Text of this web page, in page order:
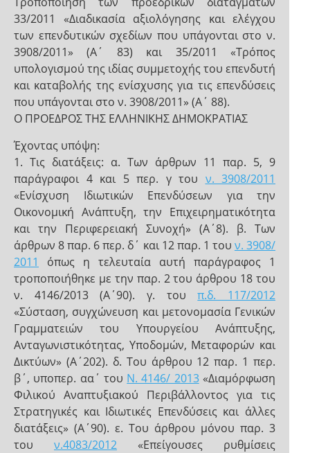
33/2011 «Διαδικασία αξιολόγησης και ελέγχου
των επενδυτικών σχεδίων που υπάγονται στο ν.
3908/2011» (A΄ 83) και 35/2011 «Τρόπος
υπολογισμού της ιδίας συμμετοχής του επενδυτή
και καταβολής της ενίσχυσης για τις επενδύσεις
που υπάγονται στο ν. 3908/2011» (A΄ 88).
Ο ΠΡΟΕΔΡΟΣ ΤΗΣ ΕΛΛΗΝΙΚΗΣ ΔΗΜΟΚΡΑΤΙΑΣ
Έχοντας υπόψη:
1. Τις διατάξεις: α. Των άρθρων 11 παρ. 5, 9
παράγραφοι 4 και 5 περ. γ του ν. 3908/2011
«Ενίσχυση Ιδιωτικών Επενδύσεων για την
Οικονομική Ανάπτυξη, την Επιχειρηματικότητα
και την Περιφερειακή Συνοχή» (Α΄8). β. Των
άρθρων 8 παρ. 6 περ. δ΄ και 12 παρ. 1 του ν. 3908/
2011
όπως η τελευταία αυτή παράγραφος 1
τροποποιήθηκε με την παρ. 2 του άρθρου 18 του
ν. 4146/2013 (Α΄90). γ. τουπ.δ. 117/2012
«Σύσταση, συγχώνευση και μετονομασία Γενικών
Γραμματειών του Υπουργείου Ανάπτυξης,
Ανταγωνιστικότητας, Υποδομών, Μεταφορών και
Δικτύων» (Α΄202). δ. Του άρθρου 12 παρ. 1 περ.
β΄, υποπερ. αα΄ του Ν. 4146/ 2013«Διαμόρφωση
Φιλικού Αναπτυξιακού Περιβάλλοντος για τις
Στρατηγικές και Ιδιωτικές Επενδύσεις και άλλες
διατάξεις» (Α΄90). ε. Του άρθρου μόνου παρ. 3
του ν.4083/2012 «Επείγουσες ρυθμίσεις